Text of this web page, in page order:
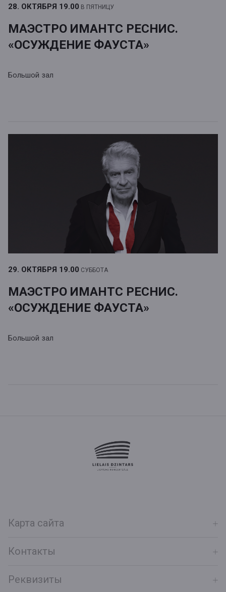
28. ОКТЯБРЯ 19.00 В ПЯТНИЦУ
МАЭСТРО ИМАНТС РЕСНИС.
«ОСУЖДЕНИЕ ФАУСТА»
Большой зал
29. ОКТЯБРЯ 19.00 СУББОТА
МАЭСТРО ИМАНТС РЕСНИС.
«ОСУЖДЕНИЕ ФАУСТА»
Большой зал
Карта сайта
Контакты
Реквизиты